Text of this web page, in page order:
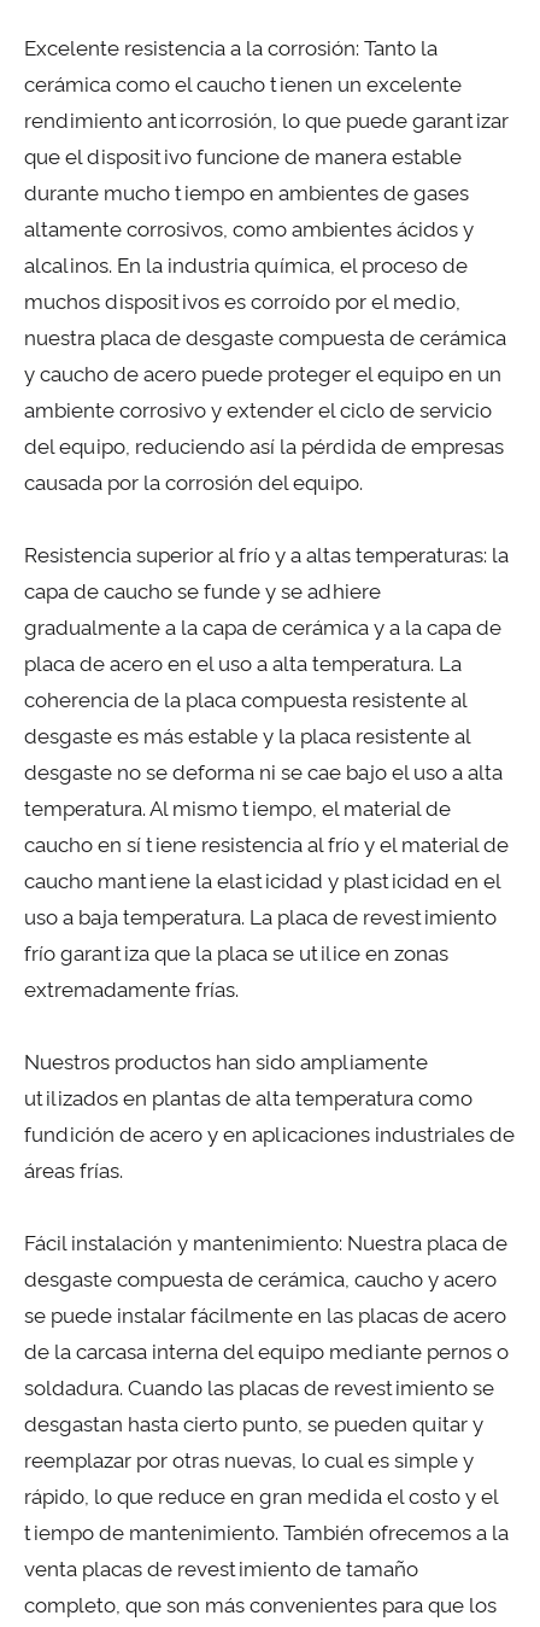
Excelente resistencia a la corrosión: Tanto la
cerámica como el caucho tienen un excelente
rendimiento anticorrosión, lo que puede garantizar
que el dispositivo funcione de manera estable
durante mucho tiempo en ambientes de gases
altamente corrosivos, como ambientes ácidos y
alcalinos. En la industria química, el proceso de
muchos dispositivos es corroído por el medio,
nuestra placa de desgaste compuesta de cerámica
y caucho de acero puede proteger el equipo en un
ambiente corrosivo y extender el ciclo de servicio
del equipo, reduciendo así la pérdida de empresas
causada por la corrosión del equipo.
Resistencia superior al frío y a altas temperaturas: la
capa de caucho se funde y se adhiere
gradualmente a la capa de cerámica y a la capa de
placa de acero en el uso a alta temperatura. La
coherencia de la placa compuesta resistente al
desgaste es más estable y la placa resistente al
desgaste no se deforma ni se cae bajo el uso a alta
temperatura. Al mismo tiempo, el material de
caucho en sí tiene resistencia al frío y el material de
caucho mantiene la elasticidad y plasticidad en el
uso a baja temperatura. La placa de revestimiento
frío garantiza que la placa se utilice en zonas
extremadamente frías.
Nuestros productos han sido ampliamente
utilizados en plantas de alta temperatura como
fundición de acero y en aplicaciones industriales de
áreas frías.
Fácil instalación y mantenimiento: Nuestra placa de
desgaste compuesta de cerámica, caucho y acero
se puede instalar fácilmente en las placas de acero
de la carcasa interna del equipo mediante pernos o
soldadura. Cuando las placas de revestimiento se
desgastan hasta cierto punto, se pueden quitar y
reemplazar por otras nuevas, lo cual es simple y
rápido, lo que reduce en gran medida el costo y el
tiempo de mantenimiento. También ofrecemos a la
venta placas de revestimiento de tamaño
completo, que son más convenientes para que los